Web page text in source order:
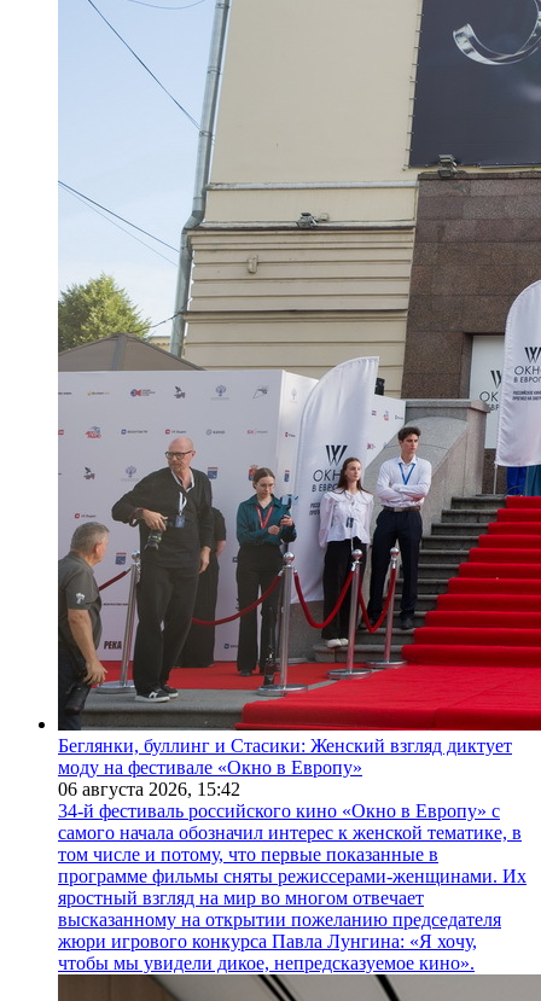
Беглянки, буллинг и Стасики: Женский взгляд диктует
моду на фестивале «Окно в Европу»
06 августа 2026, 15:42
34-й фестиваль российского кино «Окно в Европу» с
самого начала обозначил интерес к женской тематике, в
том числе и потому, что первые показанные в
программе фильмы сняты режиссерами-женщинами. Их
яростный взгляд на мир во многом отвечает
высказанному на открытии пожеланию председателя
жюри игрового конкурса Павла Лунгина: «Я хочу,
чтобы мы увидели дикое, непредсказуемое кино».